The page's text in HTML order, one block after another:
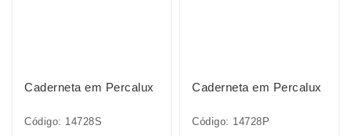
Caderneta em Percalux
Código: 14728S
Caderneta em Percalux
Código: 14728P